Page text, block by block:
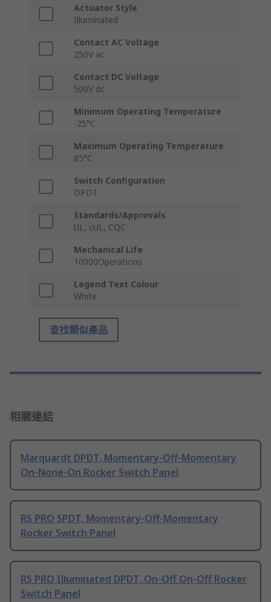
Actuator Style
Illuminated
Contact AC Voltage
250V ac
Contact DC Voltage
500V dc
Minimum Operating Temperature
-25°C
Maximum Operating Temperature
85°C
Switch Configuration
DPDT
Standards/Approvals
UL, cUL, CQC
Mechanical Life
10000Operations
Legend Text Colour
White
查找類似產品
相關連結
Marquardt DPDT, Momentary-Off-Momentary
On-None-On Rocker Switch Panel
RS PRO SPDT, Momentary-Off-Momentary
Rocker Switch Panel
RS PRO Illuminated DPDT, On-Off On-Off Rocker
Switch Panel